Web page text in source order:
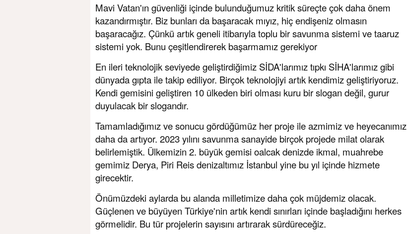
Mavi Vatan'ın güvenliği içinde bulunduğumuz kritik süreçte çok daha önem
kazandırmıştır. Biz bunları da başaracak mıyız, hiç endişeniz olmasın
başaracağız. Çünkü artık geneli itibarıyla toplu bir savunma sistemi ve taaruz
sistemi yok. Bunu çeşitlendirerek başarmamız gerekiyor
En ileri teknolojik seviyede geliştirdiğimiz SİDA'larımız tıpkı SİHA'larımız gibi
dünyada gıpta ile takip ediliyor. Birçok teknolojiyi artık kendimiz geliştiriyoruz.
Kendi gemisini geliştiren 10 ülkeden biri olması kuru bir slogan değil, gurur
duyulacak bir slogandır.
Tamamladığımız ve sonucu gördüğümüz her proje ile azmimiz ve heyecanımız
daha da artıyor. 2023 yılını savunma sanayide birçok projede milat olarak
belirlemiştik. Ülkemizin 2. büyük gemisi oalcak denizde ikmal, muahrebe
gemimiz Derya, Piri Reis denizaltımız İstanbul yine bu yıl içinde hizmete
girecektir.
Önümüzdeki aylarda bu alanda milletimize daha çok müjdemiz olacak.
Güçlenen ve büyüyen Türkiye'nin artık kendi sınırları içinde başladığını herkes
görmelidir. Bu tür projelerin sayısını artırarak sürdüreceğiz.